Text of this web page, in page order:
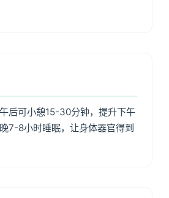
后可小憩15-30分钟，提升下午
7-8小时睡眠，让身体器官得到